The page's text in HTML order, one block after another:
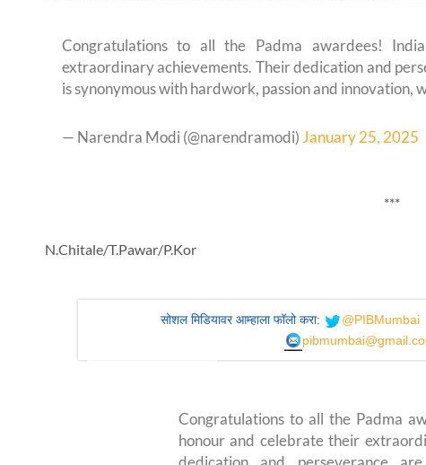
Congratulations to all the Padma awardees!
extraordinary achievements. Their dedication and
is synonymous with hardwork, passion and innovation,
— Narendra Modi (@narendramodi)January 25, 2025
***
N.Chitale/T.Pawar/P.Kor
सोशल मिडियावर आम्हाला फॉलो करा: @PIBMumbai
Congratulations to all the Padma
honour and celebrate their